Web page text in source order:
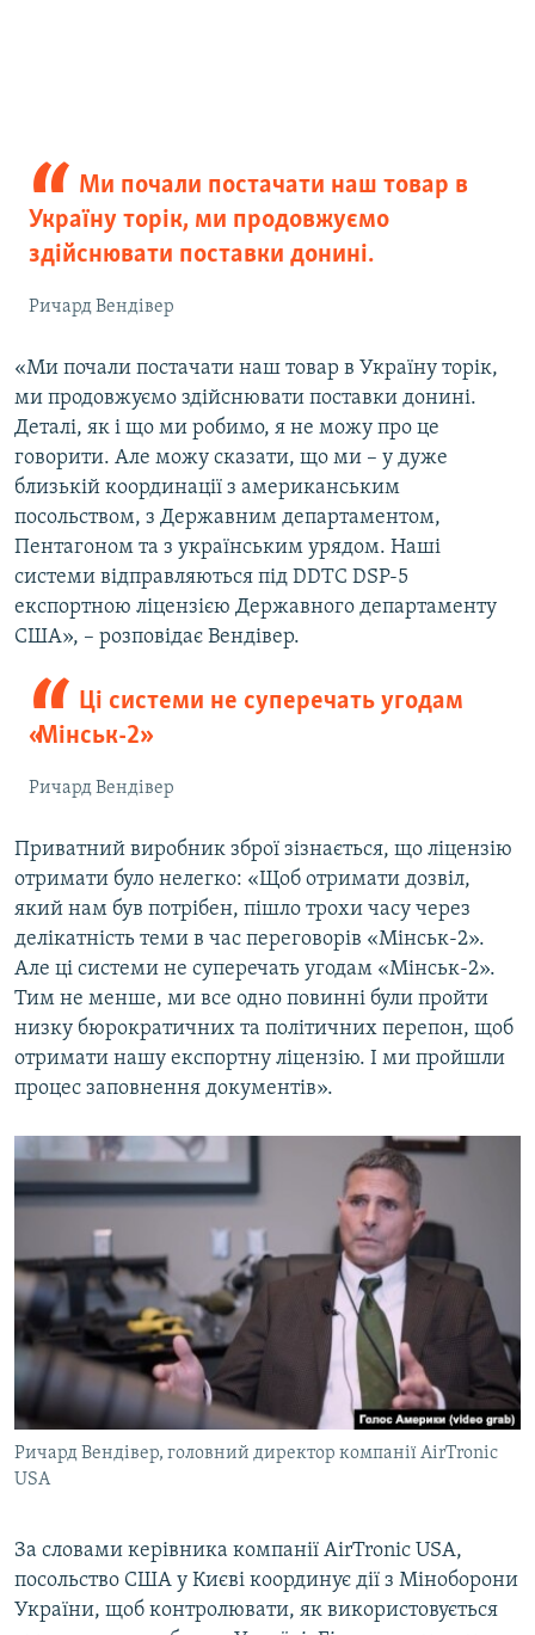
Ми почали постачати наш товар в
Україну торік, ми продовжуємо
здійснювати поставки донині.
Ричард Вендівер
«Ми почали постачати наш товар в Україну торік,
ми продовжуємо здійснювати поставки донині.
Деталі, як і що ми робимо, я не можу про це
говорити. Але можу сказати, що ми – у дуже
близькій координації з американським
посольством, з Державним департаментом,
Пентагоном та з українським урядом. Наші
системи відправляються під DDTC DSP-5
експортною ліцензією Державного департаменту
США», – розповідає Вендівер.
Ці системи не суперечать угодам
«Мінськ-2»
Ричард Вендівер
Приватний виробник зброї зізнається, що ліцензію
отримати було нелегко: «Щоб отримати дозвіл,
який нам був потрібен, пішло трохи часу через
делікатність теми в час переговорів «Мінськ-2».
Але ці системи не суперечать угодам «Мінськ-2».
Тим не менше, ми все одно повинні були пройти
низку бюрократичних та політичних перепон, щоб
отримати нашу експортну ліцензію. І ми пройшли
процес заповнення документів».
Ричард Вендівер, головний директор компанії AirTronic
USA
За словами керівника компанії AirTronic USA,
посольство CША у Києві координує дії з Міноборони
України, щоб контролювати, як використовується